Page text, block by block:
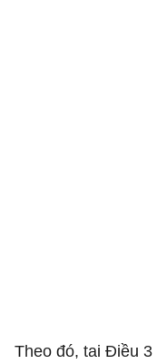
Theo đó, tai Điều 3